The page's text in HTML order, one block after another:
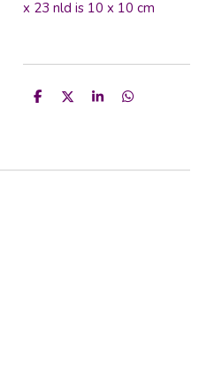
x 23 nld is 10 x 10 cm
D
D
S
D